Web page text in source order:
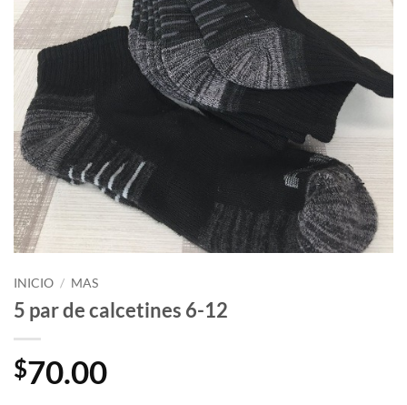
INICIO / MAS
5 par de calcetines 6-12
$70.00